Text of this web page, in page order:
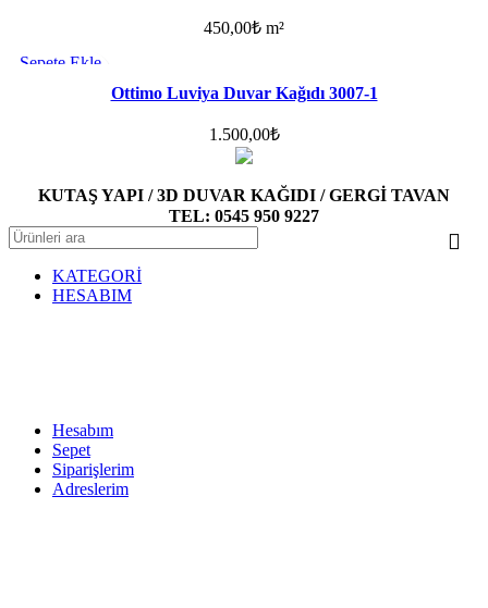
450,00₺ m²
Sepete Ekle
Ottimo Luviya Duvar Kağıdı 3007-1
1.500,00₺
KUTAŞ YAPI / 3D DUVAR KAĞIDI / GERGİ TAVAN
TEL: 0545 950 9227
KATEGORİ
HESABIM
Hesabım
Sepet
Siparişlerim
Adreslerim